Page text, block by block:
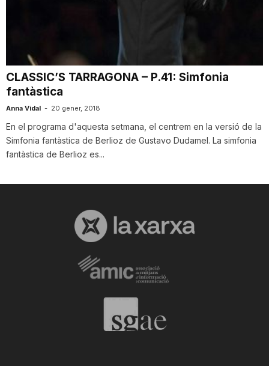
r
r
CLASSIC’S TARRAGONA – P.41: Simfonia
fantàstica
Anna Vidal - 20 gener, 2018
En el programa d'aquesta setmana, el centrem en la versió de la
Simfonia fantàstica de Berlioz de Gustavo Dudamel. La simfonia
fantàstica de Berlioz es...